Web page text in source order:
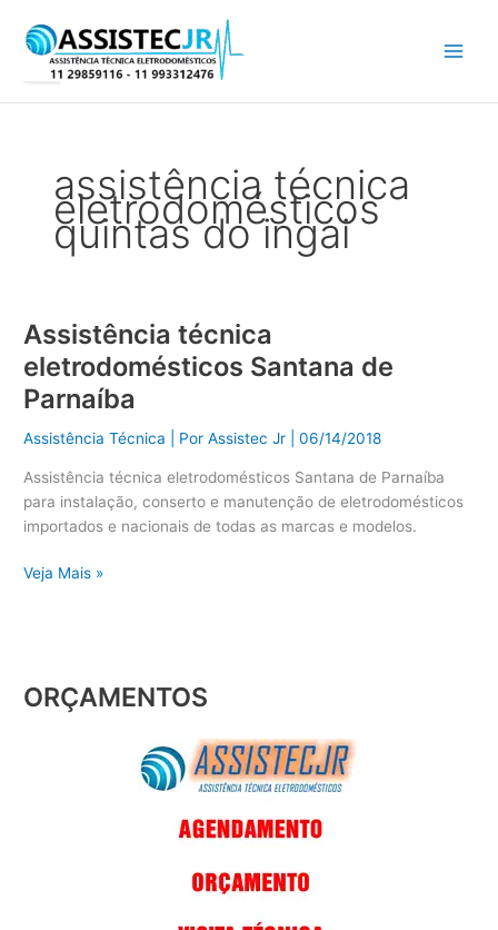
para
conteúdo
assistência técnica
eletrodomésticos
quintas do ingai
Assistência técnica
eletrodomésticos Santana de
Parnaíba
Assistência Técnica | PorAssistec Jr |06/14/2018
Assistência técnica eletrodomésticos Santana de Parnaíba
para instalação, conserto e manutenção de eletrodomésticos
importados e nacionais de todas as marcas e modelos.
Assistência
técnica
eletrodomésticos
Santana
Veja Mais »
ORÇAMENTOS